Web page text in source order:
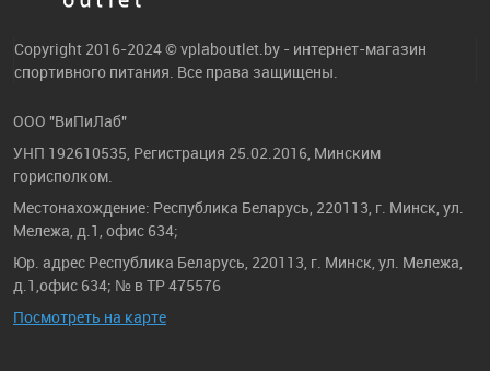
Copyright 2016-2024 © vplaboutlet.by - интернет-магазин
спортивного питания. Все права защищены.
ООО "ВиПиЛаб"
УНП 192610535, Регистрация 25.02.2016, Минским
горисполком.
Местонахождение: Республика Беларусь, 220113, г. Минск, ул.
Мележа, д.1, офис 634;
Юр. адрес Республика Беларусь, 220113, г. Минск, ул. Мележа,
д.1,офис 634; № в ТР 475576
Посмотреть на карте